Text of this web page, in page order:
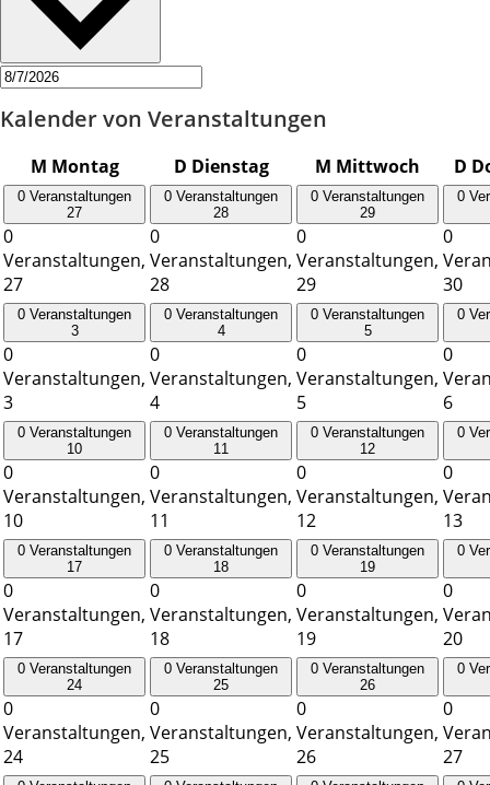
Kalender von Veranstaltungen
M Montag D Dienstag M Mittwoch D
0 Veranstaltungen
27
0
Veranstaltungen,
27
0 Veranstaltungen
28
0
Veranstaltungen,
28
0 Veranstaltungen
29
0
Veranstaltungen,
29
0
0
30
0 Veranstaltungen
3
0
Veranstaltungen,
3
0 Veranstaltungen
4
0
Veranstaltungen,
4
0 Veranstaltungen
5
0
Veranstaltungen,
5
0
0
6
0 Veranstaltungen
10
0
Veranstaltungen,
10
0 Veranstaltungen
11
0
Veranstaltungen,
11
0 Veranstaltungen
12
0
Veranstaltungen,
12
0
0
13
0 Veranstaltungen
17
0
Veranstaltungen,
17
0 Veranstaltungen
18
0
Veranstaltungen,
18
0 Veranstaltungen
19
0
Veranstaltungen,
19
0
0
20
0 Veranstaltungen
24
0
Veranstaltungen,
24
0 Veranstaltungen
25
0
Veranstaltungen,
25
0 Veranstaltungen
26
0
Veranstaltungen,
26
0
0
27